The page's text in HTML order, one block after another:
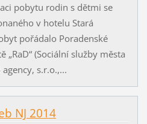
pobytu rodin s dětmi se
v hotelu Stará
pořádalo Poradenské
(Sociální služby města
s.r.o.,...
NJ 2014